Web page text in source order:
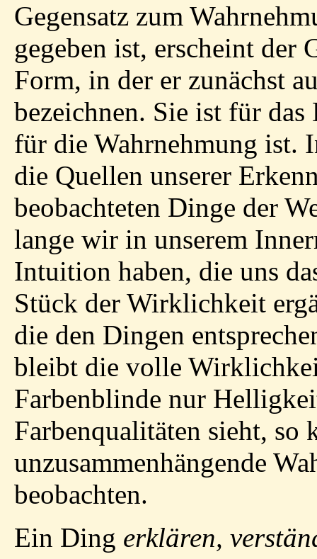
Gegensatz zum
gegeben ist, erscheint der
Form, in der er zunächst
bezeichnen. Sie ist für
für die Wahrnehmung ist.
die Quellen unserer
beobachteten Dinge der
lange wir in unserem
Intuition haben, die uns
Stück der Wirklichkeit
die den Dingen
bleibt die volle
Farbenblinde nur
Farbenqualitäten sieht,
unzusammenhängende
beobachten.
Ein Ding erklären,